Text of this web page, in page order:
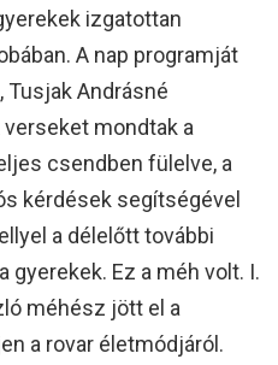
izgatottan
A nap programját
Tusjak Andrásné
mondtak a
csendben fülelve, a
kérdések segítségével
a délelőtt további
Ez a méh volt. I.
méhész jött el a
a rovar életmódjáról.